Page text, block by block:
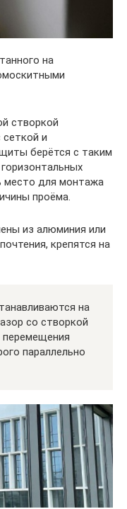
на
створкой
и
берётся с таким
место для монтажа
проёма.
из алюминия или
крепятся на
на
со створкой
перемещения
параллельно